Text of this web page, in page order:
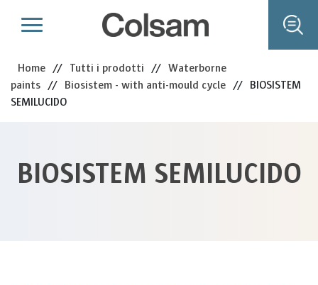
Home // Tutti i prodotti // Waterborne
paints // Biosistem - with anti-mould cycle // BIOSISTEM
SEMILUCIDO
BIOSISTEM SEMILUCIDO